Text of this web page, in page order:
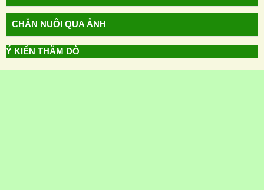
CHĂN NUÔI QUA ẢNH
Ý KIẾN THĂM DÒ